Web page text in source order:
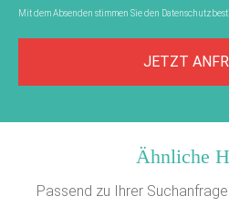
Mit dem Absenden stimmen Sie den
JETZT
Ähnliche
Passend zu Ihrer